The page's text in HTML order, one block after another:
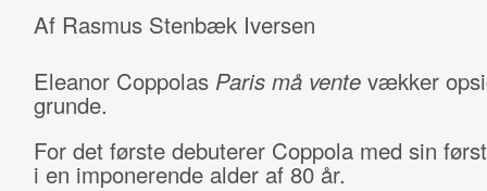
Af Rasmus Stenbæk Iversen
Eleanor Coppolas Paris må ventevækker
grunde.
For det første debuterer Coppola med sin
i en imponerende alder af 80 år.